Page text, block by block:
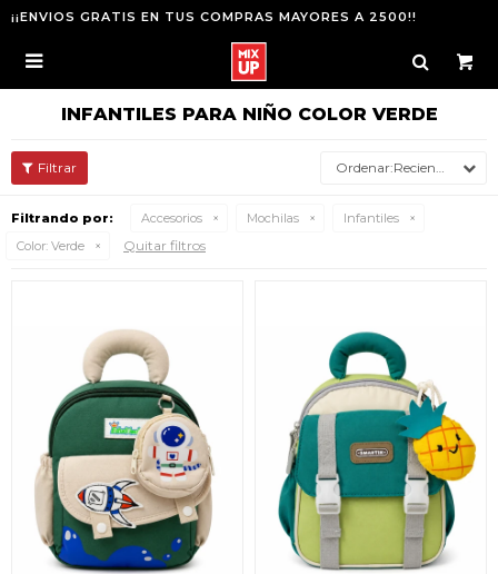
¡¡ENVIOS GRATIS EN TUS COMPRAS MAYORES A 2500!!

INFANTILES PARA NIÑO COLOR VERDE
Recientes
Filtrando por: Accesorios Mochilas
Infantiles
Color: Verde Quitar filtros